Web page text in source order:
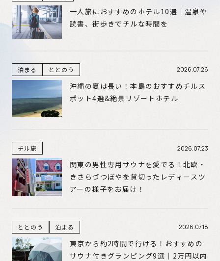
一人旅におすすめのホテル10選｜温泉や
読書、街歩きでチルな時間を
泊まる ととのう 2026.07.26
沖縄の夏は長い！本島のおすすめチルス
ポット4選&絶景リゾートホテル
チル旅 2026.07.23
関東の男性専用サウナを愛でる！北欧・
きさらづつぼやを貸切ったレディースツ
アーの様子をお届け！
ととのう 泊まる 2026.07.18
東京から約2時間で行ける！おすすめの
サウナ付きグランピング9選｜2万円以内